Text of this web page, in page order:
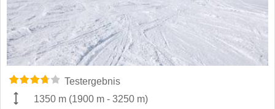
Testergebnis
1350 m (1900 m - 3250 m)